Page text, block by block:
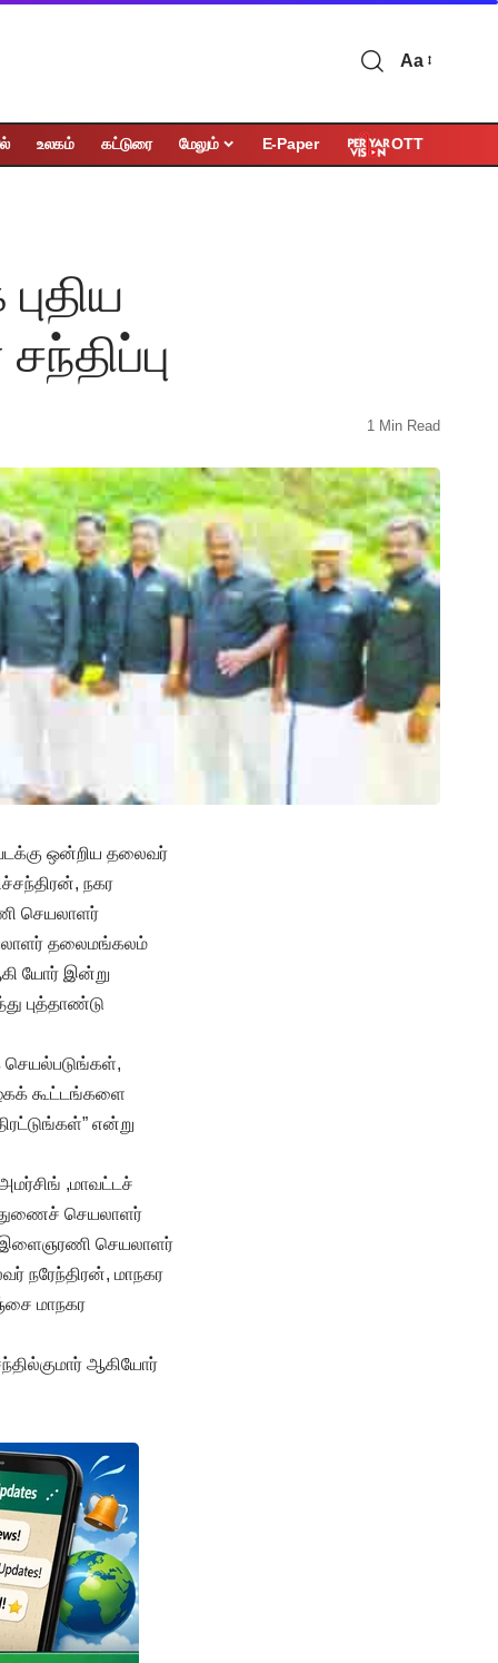
Aa
உலகம் கட்டுரை மேலும் E-Paper OTT
1 Min Read
வடக்கு ஒன்றிய தலைவர்
நகர
செயலாளர்
தலைமங்கலம்
யோர் இன்று
புத்தாண்டு
செயல்படுங்கள்,
கூட்டங்களை
என்று
,மாவட்டச்
செயலாளர்
இளைஞரணி செயலாளர்
நரேந்திரன், மாநகர
மாநகர
ஆகியோர்